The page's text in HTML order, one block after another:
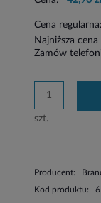
Cena regularna:
Najniższa
Zamów
szt.
Producent:
Kod produktu: